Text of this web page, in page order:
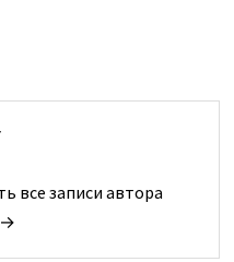
все записи автора
→